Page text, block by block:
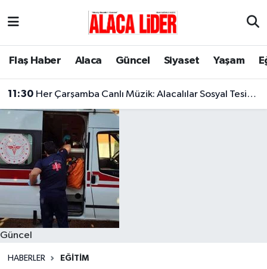
Flaş Haber Alaca Güncel Siyaset Yaşam
11:30 Her Çarşamba Canlı Müzik: Alacalılar Sosyal Tesislerde Buluşuyor!
Güncel
HABERLER EĞITIM
Çorum Nöbetçi Eczaneler
Çorum Trafik Yoğunluk Haritası
Süper Lig Puan Durumu ve Fikstür
Tüm Manşetler
Son Dakika Haberleri
Haber Arşivi